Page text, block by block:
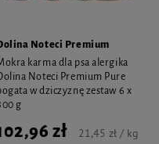
Noteci Premium
karma dla psa alergika
Noteci Premium Pure
w dziczyznę zestaw 6 x
g
zł 21,45 zł / kg